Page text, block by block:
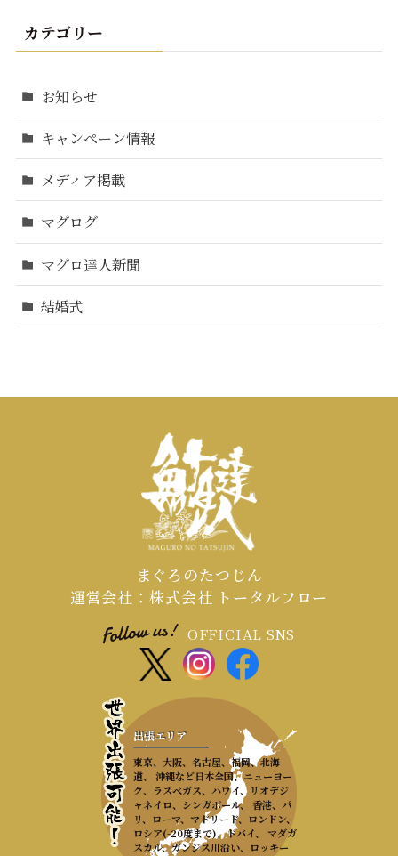
カテゴリー
お知らせ
キャンペーン情報
メディア掲載
マグログ
マグロ達人新聞
結婚式
まぐろのたつじん
運営会社：株式会社 トータルフロー
OFFICIAL SNS
出張エリア
東京、大阪、名古屋、福岡、北海
道、 沖縄など日本全国、ニューヨー
ク、ラスベガス、ハワイ、リオデジ
ャネイロ、シンガポール、 香港、パ
リ、ローマ、マドリード、ロンドン、
ロシア(-20度まで)、ドバイ、 マダガ
スカル、ガンジス川沿い、ロッキー